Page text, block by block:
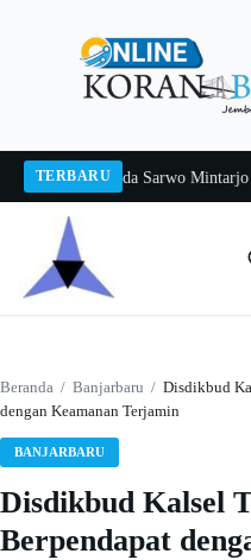
TERBARU
2026Pj Sekda Sarwo Mintarjo
Beranda / Banjarbaru / Disdikbud
dengan Keamanan Terjamin
BANJARBARU
Disdikbud Kalsel
Berpendapat